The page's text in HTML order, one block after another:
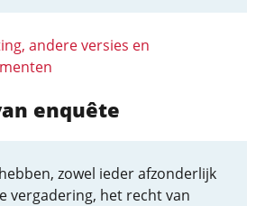
andere versies en
enquête
zowel ieder afzonderlijk
vergadering, het recht van